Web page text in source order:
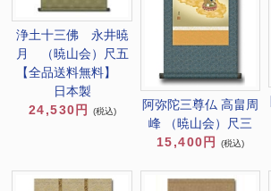
浄土十三佛 永井暁
月 （暁山会）尺五
【全品送料無料】
日本製
24,530円
(税込)
阿弥陀三尊仏 高畠周
峰 （暁山会）尺三
15,400円
(税込)